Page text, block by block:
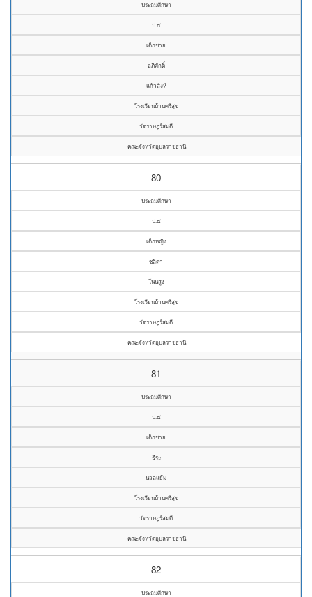
ประถมศึกษา
ป.๔
เด็กชาย
อภิศักดิ์
แก้วสิงห์
โรงเรียนบ้านศรีสุข
วัดราษฎร์สมดี
คณะจังหวัดอุบลราชธานี
80
ประถมศึกษา
ป.๔
เด็กหญิง
ชลิดา
โนนสูง
โรงเรียนบ้านศรีสุข
วัดราษฎร์สมดี
คณะจังหวัดอุบลราชธานี
81
ประถมศึกษา
ป.๔
เด็กชาย
ธีระ
นวลแย้ม
โรงเรียนบ้านศรีสุข
วัดราษฎร์สมดี
คณะจังหวัดอุบลราชธานี
82
ประถมศึกษา